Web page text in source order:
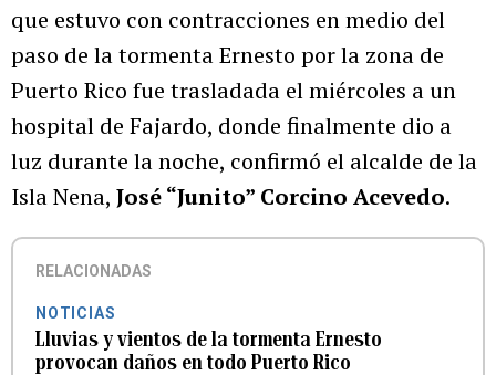
que estuvo con contracciones en medio del
paso de la tormenta Ernesto por la zona de
Puerto Rico fue trasladada el miércoles a un
hospital de Fajardo, donde finalmente dio a
luz durante la noche, confirmó el alcalde de la
Isla Nena, José “Junito” Corcino Acevedo.
RELACIONADAS
NOTICIAS
Lluvias y vientos de la tormenta Ernesto
provocan daños en todo Puerto Rico